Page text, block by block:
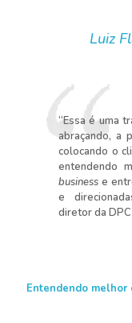
Luiz
“Essa é uma
abraçando, a
colocando o
entendendo
business e
e
diretor da
Entendendo melhor